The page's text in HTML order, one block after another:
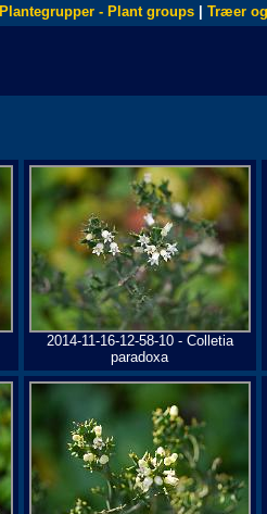
Plantegrupper - Plant groups Træer
2014-11-16-12-58-10 - Colletia
paradoxa